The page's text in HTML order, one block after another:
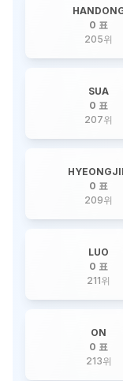
0 표
205위
SUA
0 표
207위
0 표
209위
LUO
0 표
211위
ON
0 표
213위